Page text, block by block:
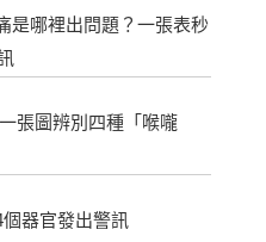
是哪裡出問題？一張表秒
張圖辨別四種「喉嚨
器官發出警訊